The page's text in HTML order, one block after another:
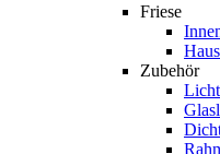
Friese
Zubehör